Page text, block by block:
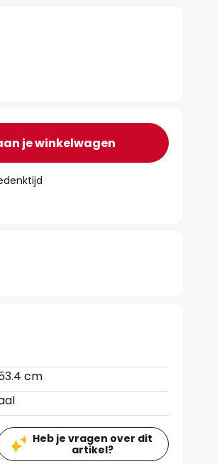
je winkelwagen
cm
Heb je vragen over dit
artikel?